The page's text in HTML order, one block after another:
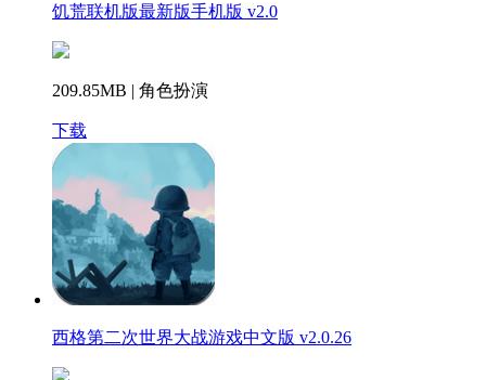
饥荒联机版最新版手机版 v2.0
209.85MB | 角色扮演
下载
西格第二次世界大战游戏中文版 v2.0.26